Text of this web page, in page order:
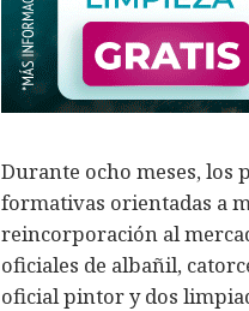
Durante ocho meses, los
formativas orientadas a
reincorporación al
oficiales de albañil,
oficial pintor y dos